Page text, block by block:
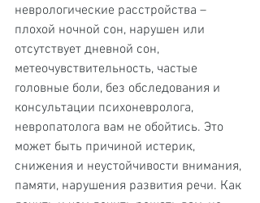
неврологические расстройства –
плохой ночной сон, нарушен или
отсутствует дневной сон,
метеочувствительность, частые
головные боли, без обследования и
консультации психоневролога,
невропатолога вам не обойтись. Это
может быть причиной истерик,
снижения и неустойчивости внимания,
памяти, нарушения развития речи. Как